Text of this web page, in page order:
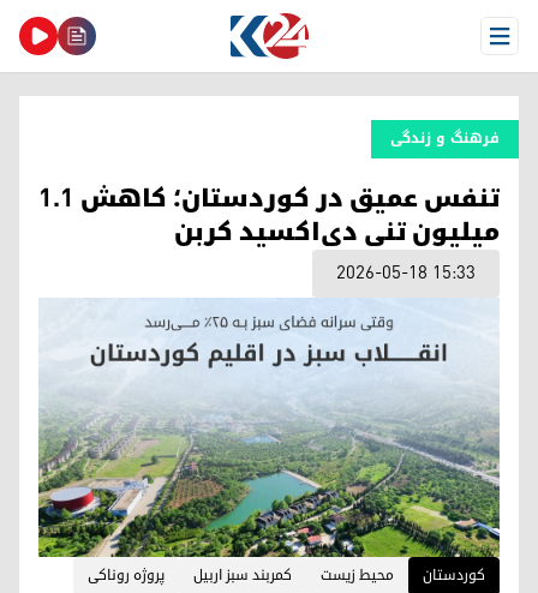
Open Menu
فرهنگ و زندگی
تنفس عمیق در کوردستان؛ کاهش ۱.۱
میلیون تنی دی‌اکسید کربن
2026-05-18 15:33
کوردستان محیط زیست کمربند سبز اربیل پروژە روناکی